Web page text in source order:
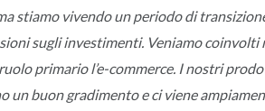
stiamo vivendo un periodo di
sugli investimenti. Veniamo coinvolti
primario l’e-commerce. I nostri
un buon gradimento e ci viene